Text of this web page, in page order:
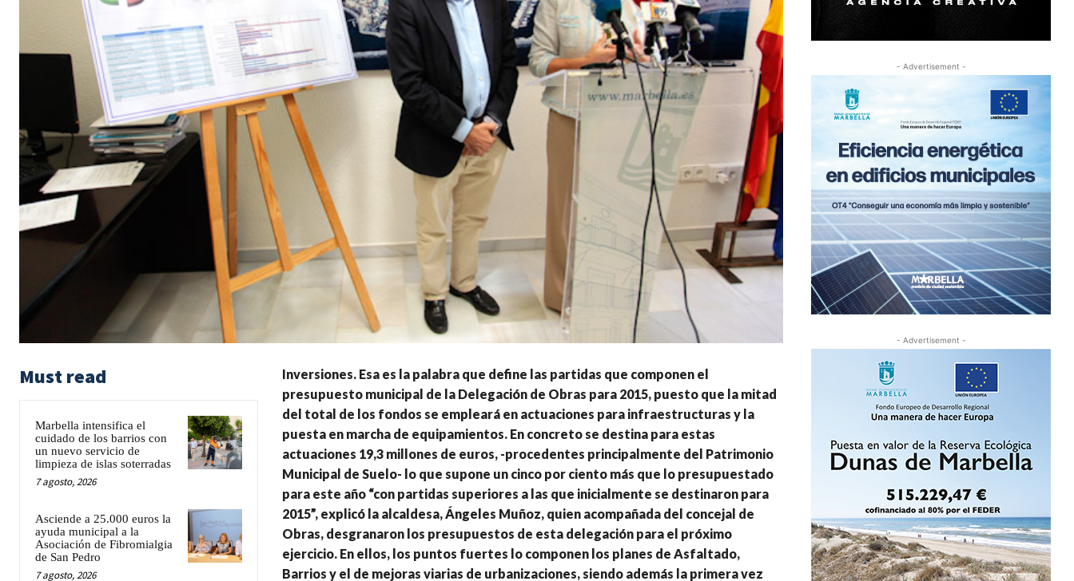
Must read
Marbella intensifica el
cuidado de los barrios con
un nuevo servicio de
limpieza de islas soterradas
7 agosto, 2026
Asciende a 25.000 euros la
ayuda municipal a la
Asociación de Fibromialgia
de San Pedro
7 agosto, 2026
Inversiones. Esa es la palabra que define las partidas que componen el
presupuesto municipal de la Delegación de Obras para 2015, puesto que la mitad
del total de los fondos se empleará en actuaciones para infraestructuras y la
puesta en marcha de equipamientos. En concreto se destina para estas
actuaciones 19,3 millones de euros, -procedentes principalmente del Patrimonio
Municipal de Suelo- lo que supone un cinco por ciento más que lo presupuestado
para este año “con partidas superiores a las que inicialmente se destinaron para
2015”, explicó la alcaldesa, Ángeles Muñoz, quien acompañada del concejal de
Obras, desgranaron los presupuestos de esta delegación para el próximo
ejercicio. En ellos, los puntos fuertes lo componen los planes de Asfaltado,
Barrios y el de mejoras viarias de urbanizaciones, siendo además la primera vez
- Advertisement -
- Advertisement -